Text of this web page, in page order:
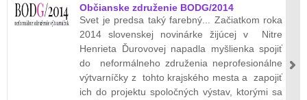
Občianske združenie BODG/2014
Svet je predsa taký farebný... Začiatkom roka
2014 slovenskej novinárke žijúcej v Nitre
Henrieta Ďurovovej napadla myšlienka spojiť
do neformálneho združenia neprofesionálne
výtvarníčky z tohto krajského mesta a zapojiť
ich do projektu spoločných výstav, ktorými sa